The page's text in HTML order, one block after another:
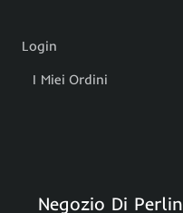
Login
I Miei Ordini
Negozio Di